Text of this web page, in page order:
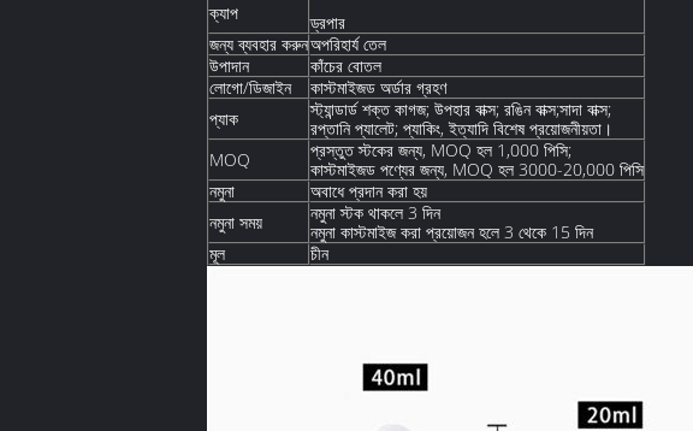
ক্যাপ
ড্রপার
জন্য ব্যবহার করুনঅপরিহার্য তেল
উপাদান
কাঁচের বোতল
লোগো/ডিজাইন
কাস্টমাইজড অর্ডার গ্রহণ
প্যাক
স্ট্যান্ডার্ড শক্ত কাগজ; উপহার বাক্স; রঙিন বাক্স;সাদা বাক্স;
রপ্তানি প্যালেট; প্যাকিং, ইত্যাদি বিশেষ প্রয়োজনীয়তা।
MOQ
প্রস্তুত স্টকের জন্য, MOQ হল 1,000 পিসি;
কাস্টমাইজড পণ্যের জন্য, MOQ হল 3000-20,000 পিসি
নমুনা
অবাধে প্রদান করা হয়
নমুনা সময়
নমুনা স্টক থাকলে 3 দিন
নমুনা কাস্টমাইজ করা প্রয়োজন হলে 3 থেকে 15 দিন
মূল
চীন